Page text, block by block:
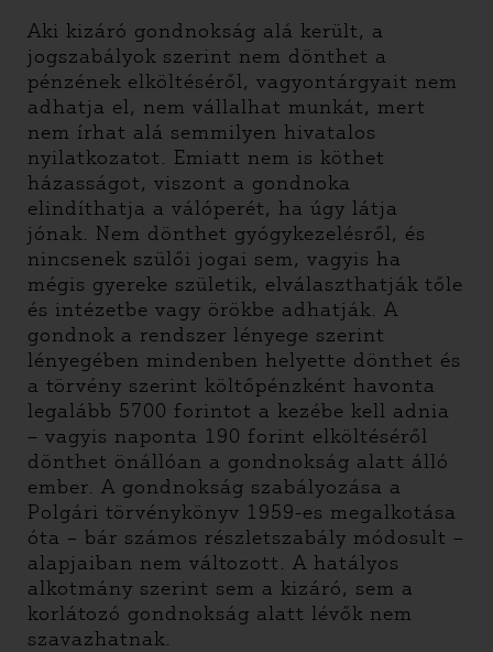
Aki kizáró gondnokság alá került, a
jogszabályok szerint nem dönthet a
pénzének elköltéséről, vagyontárgyait nem
adhatja el, nem vállalhat munkát, mert
nem írhat alá semmilyen hivatalos
nyilatkozatot. Emiatt nem is köthet
házasságot, viszont a gondnoka
elindíthatja a válóperét, ha úgy látja
jónak. Nem dönthet gyógykezelésről, és
nincsenek szülői jogai sem, vagyis ha
mégis gyereke születik, elválaszthatják tőle
és intézetbe vagy örökbe adhatják. A
gondnok a rendszer lényege szerint
lényegében mindenben helyette dönthet és
a törvény szerint költőpénzként havonta
legalább 5700 forintot a kezébe kell adnia
– vagyis naponta 190 forint elköltéséről
dönthet önállóan a gondnokság alatt álló
ember. A gondnokság szabályozása a
Polgári törvénykönyv 1959-es megalkotása
óta – bár számos részletszabály módosult –
alapjaiban nem változott. A hatályos
alkotmány szerint sem a kizáró, sem a
korlátozó gondnokság alatt lévők nem
szavazhatnak.